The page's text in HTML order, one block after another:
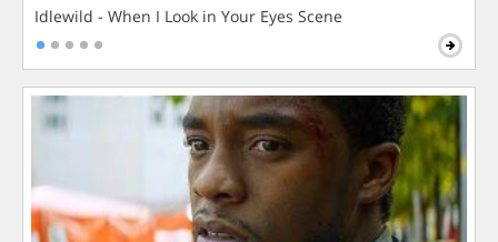
Idlewild - When I Look in Your Eyes Scene